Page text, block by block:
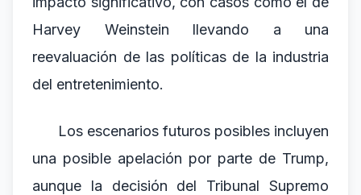
Harvey Weinstein llevando a una
reevaluación de las políticas de la industria
del entretenimiento.
Los escenarios futuros posibles incluyen
una posible apelación por parte de Trump,
aunque la decisión del Tribunal Supremo